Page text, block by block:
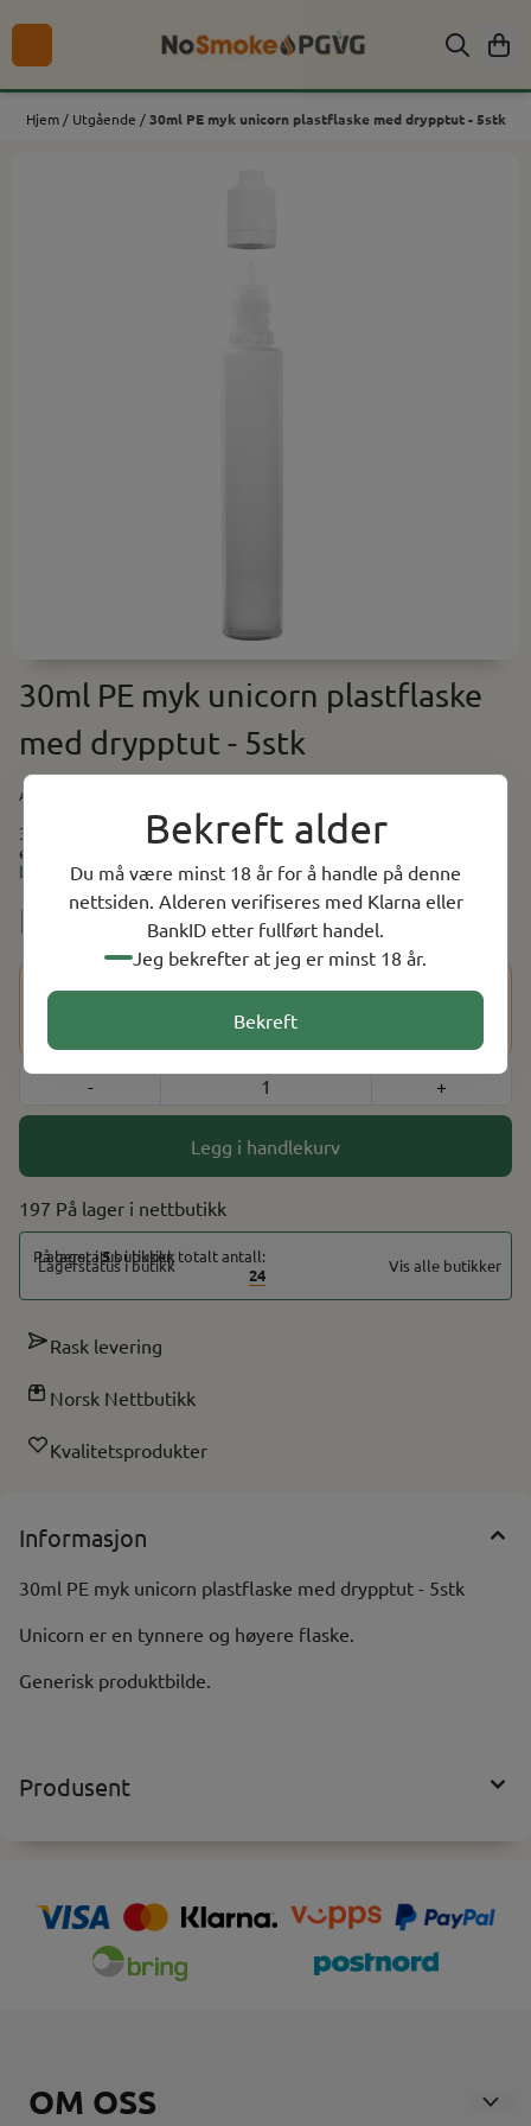
Bekreft alder
Du må være minst 18 år for å handle på denne
nettsiden. Alderen verifiseres med Klarna eller
BankID etter fullført handel.
Jeg bekrefter at jeg er minst 18 år.
Bekreft
Hopp til innhold
Hjem / Utgående /30ml PE myk unicorn plastflaske med drypptut - 5stk
30ml PE myk unicorn plastflaske
med drypptut - 5stk
Art.nr:
30ml PE myk unicorn plastflaske med drypptut - 5stk Unicorn er
Les mer
NOK 30.00
Dette produktet har en aldersbegrensning på 18 år. Etter at
du har fullført kjøpet, vil du bli bedt om å bekrefte alderen
din ved hjelp av BankID for å fullføre bestillingen.
- +
Legg i handlekurv
197 På lager
På lager i5butikker, totalt antall:
24
Vis alle butikker
Rask levering
Norsk Nettbutikk
Kvalitetsprodukter
Informasjon
30ml PE myk unicorn plastflaske med drypptut - 5stk
Unicorn er en tynnere og høyere flaske.
Generisk produktbilde.
Produsent
OM OSS